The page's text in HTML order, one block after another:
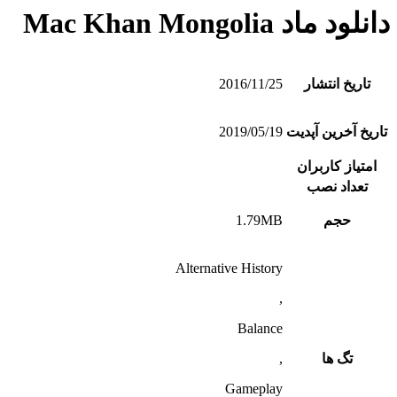
دانلود ماد Mac Khan Mongolia
تاریخ انتشار 2016/11/25
تاریخ آخرین آپدیت 2019/05/19
امتیاز کاربران
تعداد نصب
حجم 1.79MB
تگ ها
Alternative History
,
Balance
,
Gameplay